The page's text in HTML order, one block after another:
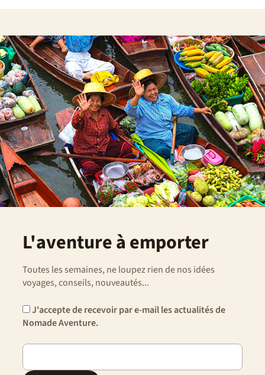
L'aventure à emporter
Toutes les semaines, ne loupez rien de nos idées
voyages, conseils, nouveautés...
J'accepte de recevoir par e-mail les actualités de
Nomade Aventure.